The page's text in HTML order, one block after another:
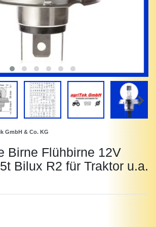
GmbH & Co. KG
Birne Flühbirne 12V
Bilux R2 für Traktor u.a.